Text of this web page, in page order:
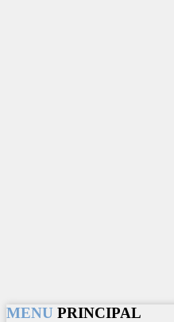
MENU PRINCIPAL